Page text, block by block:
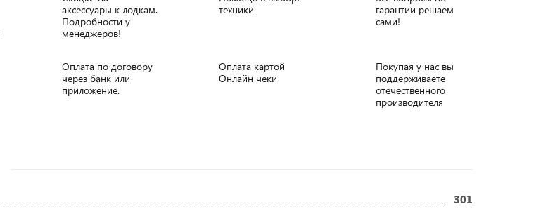
аксессуары к лодкам.
Подробности у
менеджеров!
техники
гарантии решаем
сами!
Оплата по договору
через банк или
приложение.
Оплата картой
Онлайн чеки
Покупая у нас вы
поддерживаете
отечественного
производителя
301